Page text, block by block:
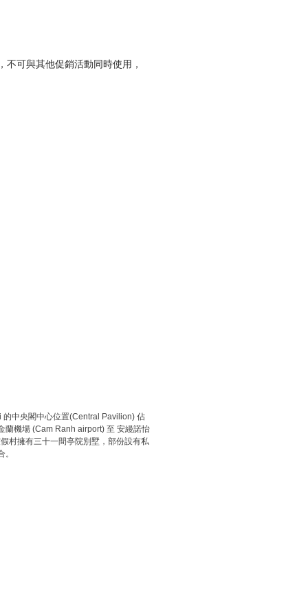
不可與其他促銷活動同時使用，
中央閣中心位置(Central Pavilion) 佔
蘭機場 (Cam Ranh airport) 至 安縵諾怡
村擁有三十一間亭院別墅，部份設有私